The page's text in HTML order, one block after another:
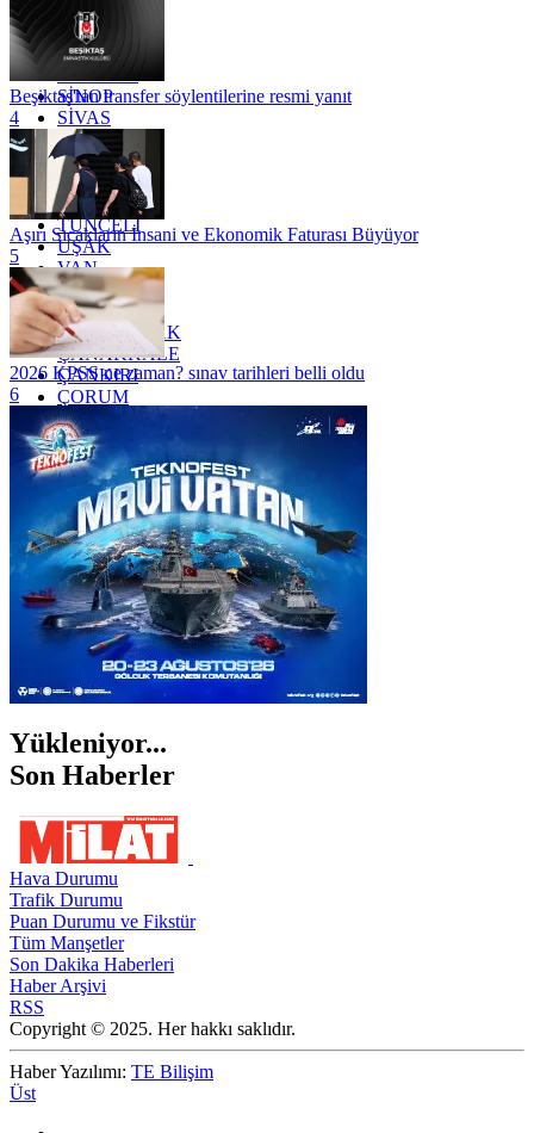
OSMANİYE
RİZE
SAKARYA
SİNOP
SİVAS
SİİRT
TEKİRDAĞ
TOKAT
TRABZON
TUNCELİ
UŞAK
VAN
YALOVA
YOZGAT
ZONGULDAK
ÇANAKKALE
ÇANKIRI
ÇORUM
İSTANBUL
İZMİR
ŞANLIURFA
ŞIRNAK
Beşiktaş'tan transfer söylentilerine resmi yanıt
4
Aşırı Sıcakların İnsani ve Ekonomik Faturası Büyüyor
5
2026 KPSS ne zaman? sınav tarihleri belli oldu
6
Yükleniyor...
Son Haberler
Hava Durumu
Trafik Durumu
Puan Durumu ve Fikstür
Tüm Manşetler
Son Dakika Haberleri
Haber Arşivi
RSS
Copyright © 2025. Her hakkı saklıdır.
Haber Yazılımı: TE Bilişim
Üst